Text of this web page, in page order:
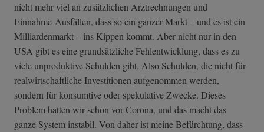
nicht mehr viel an zusätzlichen Arztrechnungen und
Einnahme-Ausfällen, dass so ein ganzer Markt – und es ist ein
Milliardenmarkt – ins Kippen kommt. Aber nicht nur in den
USA gibt es eine grundsätzliche Fehlentwicklung, dass es zu
viele unproduktive Schulden gibt. Also Schulden, die nicht für
realwirtschaftliche Investitionen aufgenommen werden,
sondern für konsumtive oder spekulative Zwecke. Dieses
Problem hatten wir schon vor Corona, und das macht das
ganze System instabil. Von daher ist meine Befürchtung, dass